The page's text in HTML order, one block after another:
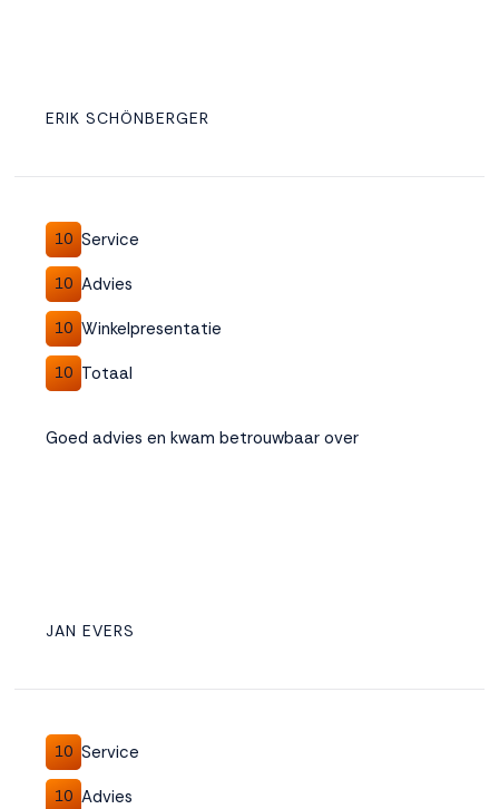
ERIK SCHÖNBERGER
10 Service
10 Advies
10 Winkelpresentatie
10 Totaal
Goed advies en kwam betrouwbaar over
JAN EVERS
10 Service
10 Advies